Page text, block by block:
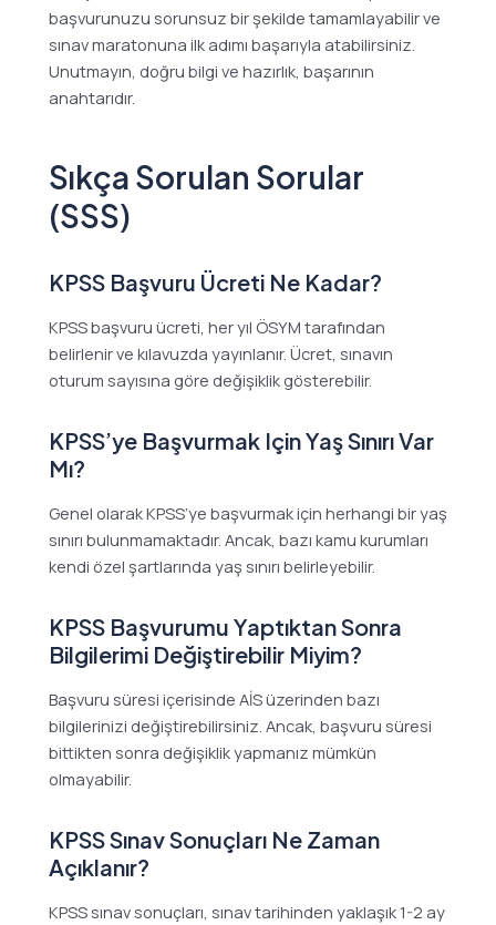
başvurunuzu sorunsuz bir şekilde tamamlayabilir ve
sınav maratonuna ilk adımı başarıyla atabilirsiniz.
Unutmayın, doğru bilgi ve hazırlık, başarının
anahtarıdır.
Sıkça Sorulan Sorular
(SSS)
KPSS Başvuru Ücreti Ne Kadar?
KPSS başvuru ücreti, her yıl ÖSYM tarafından
belirlenir ve kılavuzda yayınlanır. Ücret, sınavın
oturum sayısına göre değişiklik gösterebilir.
KPSS’ye Başvurmak Için Yaş Sınırı Var
Mı?
Genel olarak KPSS’ye başvurmak için herhangi bir yaş
sınırı bulunmamaktadır. Ancak, bazı kamu kurumları
kendi özel şartlarında yaş sınırı belirleyebilir.
KPSS Başvurumu Yaptıktan Sonra
Bilgilerimi Değiştirebilir Miyim?
Başvuru süresi içerisinde AİS üzerinden bazı
bilgilerinizi değiştirebilirsiniz. Ancak, başvuru süresi
bittikten sonra değişiklik yapmanız mümkün
olmayabilir.
KPSS Sınav Sonuçları Ne Zaman
Açıklanır?
KPSS sınav sonuçları, sınav tarihinden yaklaşık 1-2 ay